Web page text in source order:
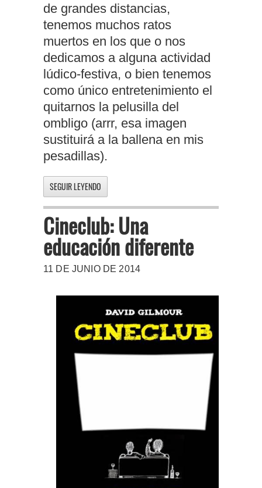
de grandes distancias,
tenemos muchos ratos
muertos en los que o nos
dedicamos a alguna actividad
lúdico-festiva, o bien tenemos
como único entretenimiento el
quitarnos la pelusilla del
ombligo (arrr, esa imagen
sustituirá a la ballena en mis
pesadillas).
SEGUIR LEYENDO
Cineclub: Una
educación diferente
11 DE JUNIO DE 2014